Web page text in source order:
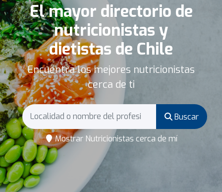
El mayor directorio de
nutricionistas y
dietistas de Chile
Encuentra los mejores nutricionistas
cerca de ti
Buscar
Mostrar Nutricionistas cerca de mí